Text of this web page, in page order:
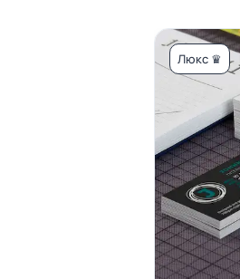
Люкс ♛